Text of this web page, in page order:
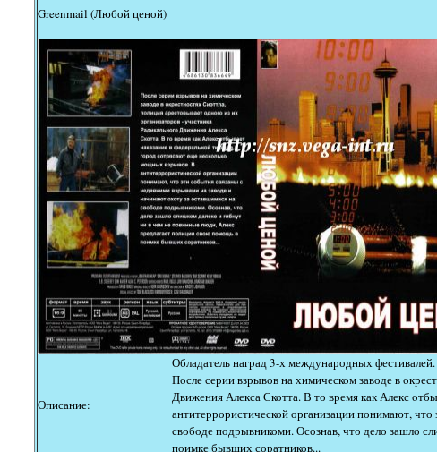
Greenmail (Любой ценой)
Описание:
Обладатель наград 3-х международных фестивалей.
После серии взрывов на химическом заводе в
Движения Алекса Скотта. В то время как Алекс
антитеррористической организации понимают,
свободе подрывникоми. Осознав, что дело зашло
поимке бывших соратников...